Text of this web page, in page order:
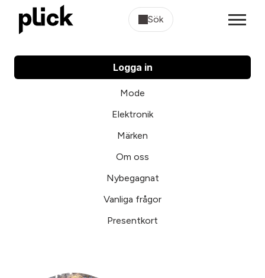
Sök
Logga in
Mode
Elektronik
Märken
Om oss
Nybegagnat
Vanliga frågor
Presentkort